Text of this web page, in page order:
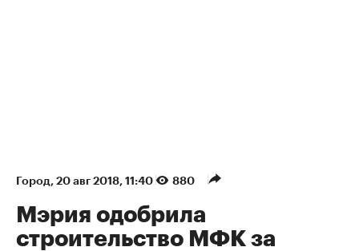
Город⁠, 20 авг 2018, 11:40 880
Мэрия одобрила
строительство МФК за